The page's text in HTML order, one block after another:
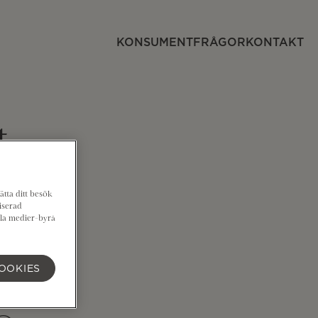
KONSUMENTFRÅGORKONTAKT
ditt besök
medier-byrå